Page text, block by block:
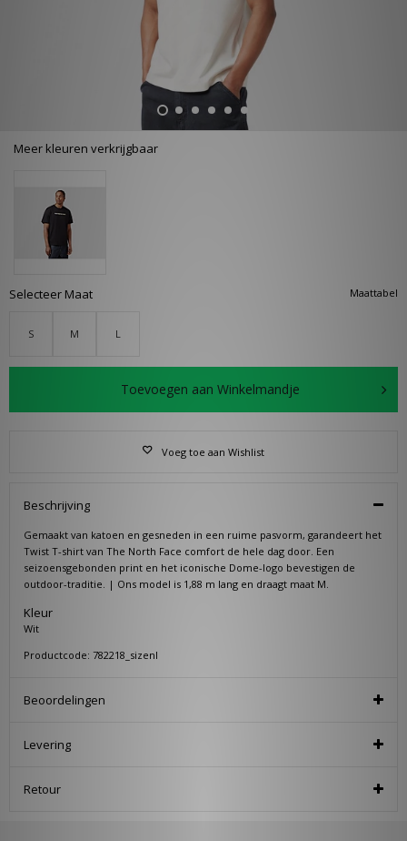
Meer kleuren verkrijgbaar
Maattabel
Selecteer Maat
S M L
Toevoegen aan Winkelmandje
Voeg toe aan Wishlist
Beschrijving
Gemaakt van katoen en gesneden in een ruime pasvorm, garandeert het
Twist T-shirt van The North Face comfort de hele dag door. Een
seizoensgebonden print en het iconische Dome-logo bevestigen de
outdoor-traditie. | Ons model is 1,88 m lang en draagt maat M.
Kleur
Wit
Productcode: 782218_sizenl
Beoordelingen
Levering
Retour